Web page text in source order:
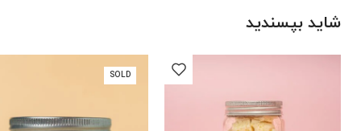
شاید بپسندید
SOLD